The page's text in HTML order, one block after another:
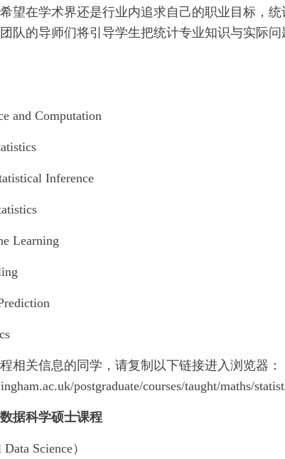
望在学术界还是行业内追求自己的职业目标，
队的导师们将引导学生把统计专业知识与实际
and Computation
Inference
Learning
相关信息的同学，请复制以下链接进入浏览器：
postgraduate/courses/taught/maths/
据科学硕士课程
Science）